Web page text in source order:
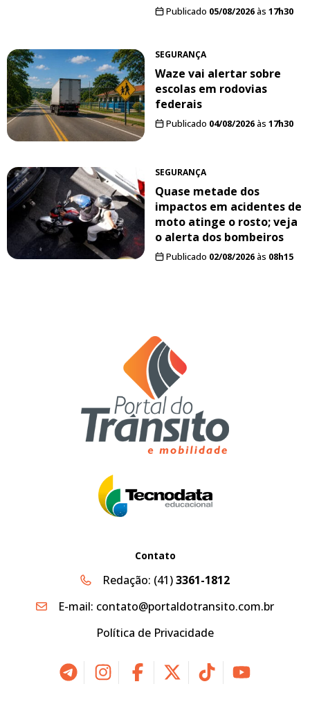
Publicado 05/08/2026às 17h30
SEGURANÇA
Waze vai alertar sobre
escolas em rodovias
federais
Publicado 04/08/2026às 17h30
SEGURANÇA
Quase metade dos
impactos em acidentes de
moto atinge o rosto; veja
o alerta dos bombeiros
Publicado 02/08/2026às 08h15
Contato
Redação: (41)3361-1812
E-mail: contato@portaldotransito.com.br
Política de Privacidade